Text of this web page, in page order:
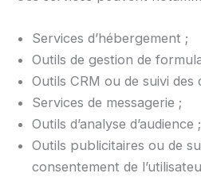
Services d’hébergement ;
Outils de gestion de
Outils CRM ou de suivi des
Services de messagerie ;
Outils d’analyse d’audience ;
Outils publicitaires ou de
consentement de